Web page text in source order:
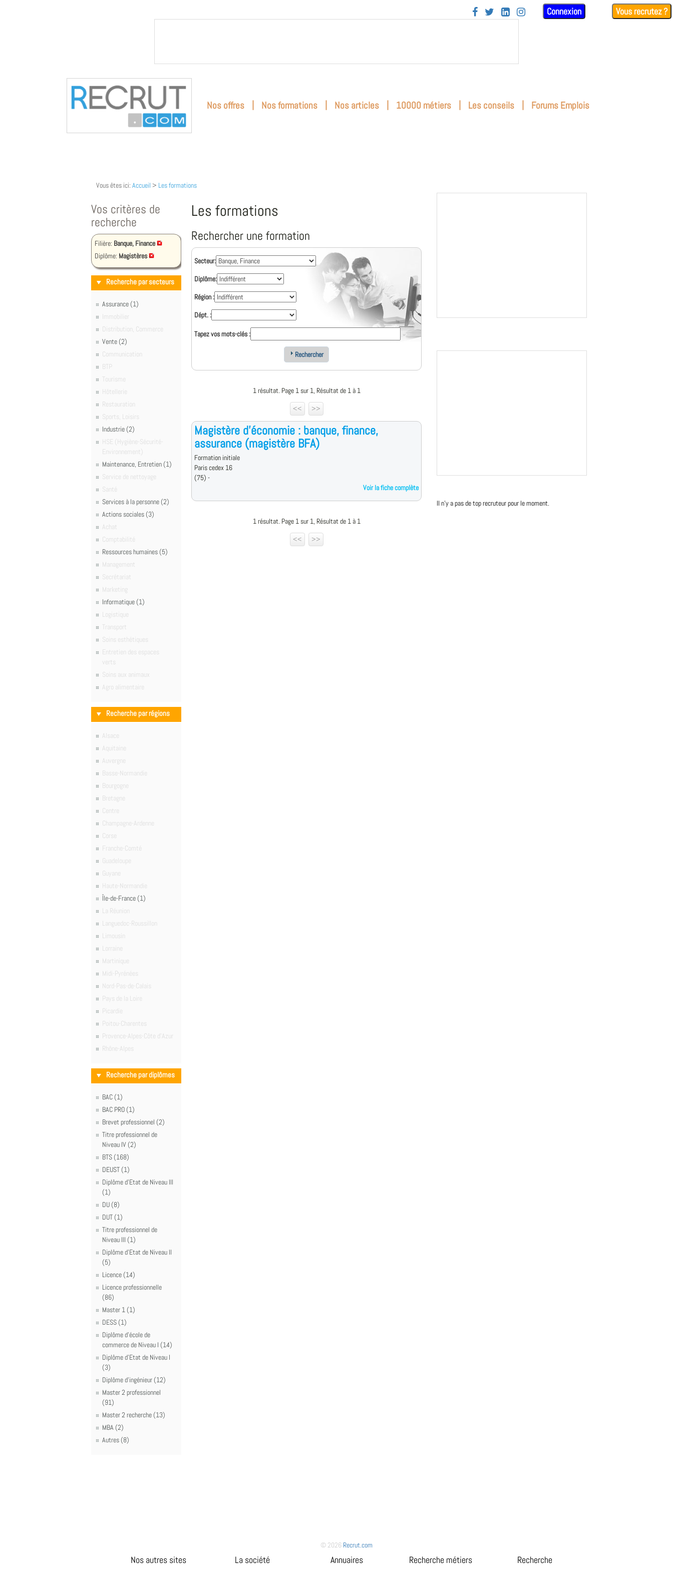
    Connexion Vous recrutez ?
Nos offres | Nos formations | Nos articles | 10000 métiers | Les conseils | Forums Emplois
Vous êtes ici: Accueil > Les formations
Vos critères de
recherche
Filière: Banque, Finance
Diplôme: Magistères
Recherche par secteurs
Assurance (1)
Immobilier
Distribution, Commerce
Vente (2)
Communication
BTP
Tourisme
Hôtellerie
Restauration
Sports, Loisirs
Industrie (2)
HSE (Hygiène-Sécurité-
Environnement)
Maintenance, Entretien (1)
Service de nettoyage
Santé
Services à la personne (2)
Actions sociales (3)
Achat
Comptabilité
Ressources humaines (5)
Management
Secrétariat
Marketing
Informatique (1)
Logistique
Transport
Soins esthétiques
Entretien des espaces
verts
Soins aux animaux
Agro alimentaire
Recherche par régions
Alsace
Aquitaine
Auvergne
Basse-Normandie
Bourgogne
Bretagne
Centre
Champagne-Ardenne
Corse
Franche-Comté
Guadeloupe
Guyane
Haute-Normandie
Île-de-France (1)
La Réunion
Languedoc-Roussillon
Limousin
Lorraine
Martinique
Midi-Pyrénées
Nord-Pas-de-Calais
Pays de la Loire
Picardie
Poitou-Charentes
Provence-Alpes-Côte d'Azur
Rhône-Alpes
Recherche par diplômes
BAC (1)
BAC PRO (1)
Brevet professionnel (2)
Titre professionnel de
Niveau IV (2)
BTS (168)
DEUST (1)
Diplôme d'Etat de Niveau III
(1)
DU (8)
DUT (1)
Titre professionnel de
Niveau III (1)
Diplôme d'Etat de Niveau II
(5)
Licence (14)
Licence professionnelle
(86)
Master 1 (1)
DESS (1)
Diplôme d'école de
commerce de Niveau I (14)
Diplôme d'Etat de Niveau I
(3)
Diplôme d'ingénieur (12)
Master 2 professionnel
(91)
Master 2 recherche (13)
MBA (2)
Autres (8)
Les formations
Rechercher une formation
Secteur:
Diplôme:
Région :
Dépt. :
Tapez vos mots-clés :
Rechercher
1 résultat. Page 1 sur 1, Résultat de 1 à 1
<<
>>
Magistère d'économie : banque, finance,
assurance (magistère BFA)
Formation initiale
Paris cedex 16
(75) -
Voir la fiche complète
1 résultat. Page 1 sur 1, Résultat de 1 à 1
<<
>>
Il n'y a pas de top recruteur pour le moment.
© 2026 Recrut.com
Nos autres sites La société Annuaires Recherche métiers Recherche